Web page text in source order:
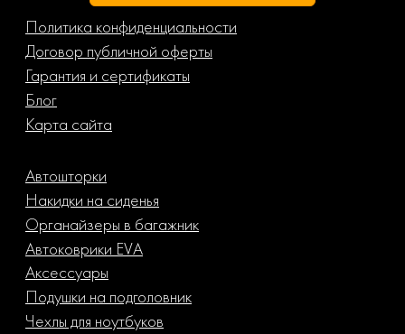
Политика конфиденциальности
Договор публичной оферты
Гарантия и сертификаты
Блог
Карта сайта
Автошторки
Накидки на сиденья
Органайзеры в багажник
Автоковрики EVA
Аксессуары
Подушки на подголовник
Чехлы для ноутбуков